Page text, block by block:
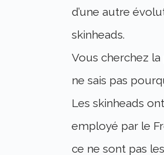
d’une autre
skinheads.
Vous cherchez
ne sais pas
Les skinheads
employé par le
ce ne sont pas